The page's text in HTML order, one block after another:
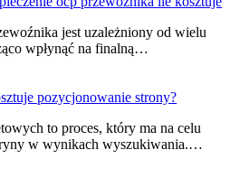
jest uzależniony od wielu
wpłynąć na finalną…
pozycjonowanie strony?
to proces, który ma na celu
w wynikach wyszukiwania.…